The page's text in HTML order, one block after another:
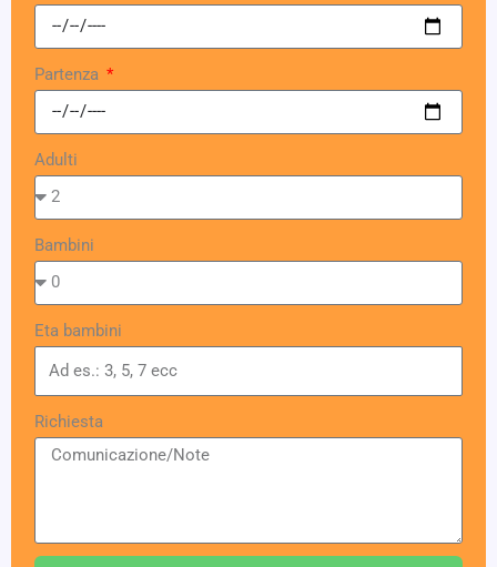
Partenza
Adulti
Bambini
Eta bambini
Richiesta